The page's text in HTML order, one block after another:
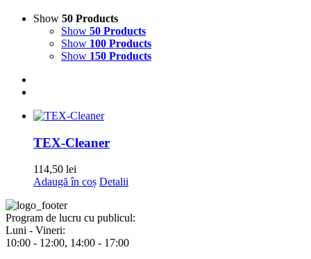
Show 50 Products
Show 50 Products
Show 100 Products
Show 150 Products
TEX-Cleaner
114,50 lei
Adaugă în coș Detalii
Program de lucru cu publicul:
Luni - Vineri:
10:00 - 12:00, 14:00 - 17:00